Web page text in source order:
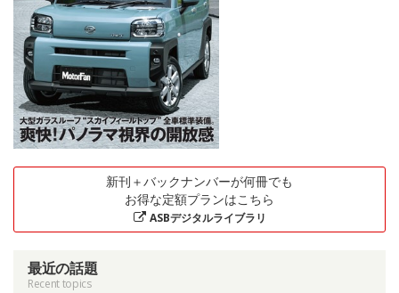
新刊＋バックナンバーが何冊でも
お得な定額プランはこちら
ASBデジタルライブラリ
最近の話題
Recent topics